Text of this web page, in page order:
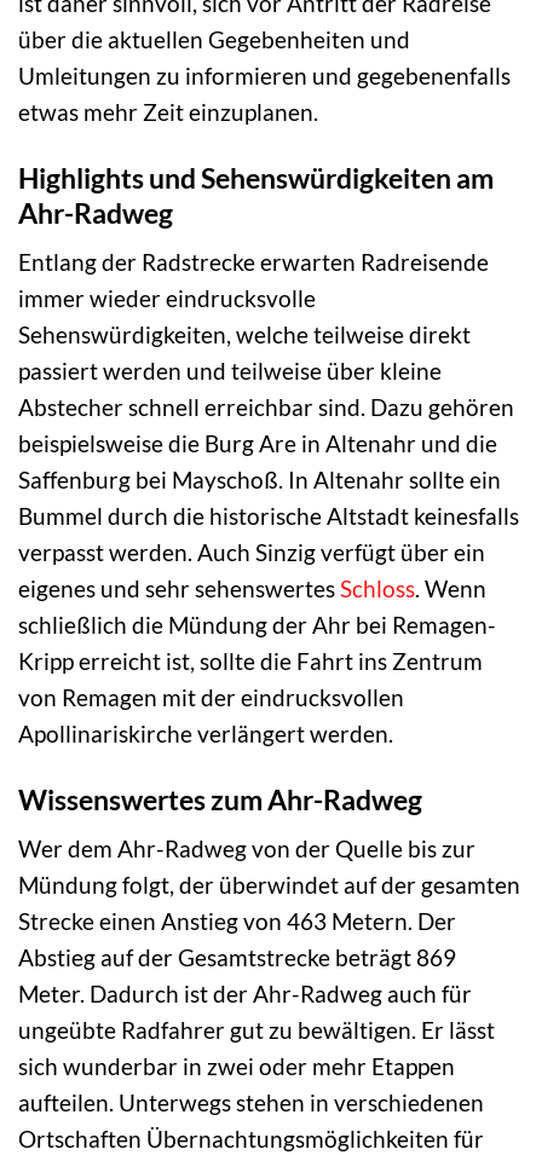
über die aktuellen Gegebenheiten und
Umleitungen zu informieren und gegebenenfalls
etwas mehr Zeit einzuplanen.
Highlights und Sehenswürdigkeiten am
Ahr-Radweg
Entlang der Radstrecke erwarten Radreisende
immer wieder eindrucksvolle
Sehenswürdigkeiten, welche teilweise direkt
passiert werden und teilweise über kleine
Abstecher schnell erreichbar sind. Dazu gehören
beispielsweise die Burg Are in Altenahr und die
Saffenburg bei Mayschoß. In Altenahr sollte ein
Bummel durch die historische Altstadt keinesfalls
verpasst werden. Auch Sinzig verfügt über ein
eigenes und sehr sehenswertesSchloss. Wenn
schließlich die Mündung der Ahr bei Remagen-
Kripp erreicht ist, sollte die Fahrt ins Zentrum
von Remagen mit der eindrucksvollen
Apollinariskirche verlängert werden.
Wissenswertes zum Ahr-Radweg
Wer dem Ahr-Radweg von der Quelle bis zur
Mündung folgt, der überwindet auf der gesamten
Strecke einen Anstieg von 463 Metern. Der
Abstieg auf der Gesamtstrecke beträgt 869
Meter. Dadurch ist der Ahr-Radweg auch für
ungeübte Radfahrer gut zu bewältigen. Er lässt
sich wunderbar in zwei oder mehr Etappen
aufteilen. Unterwegs stehen in verschiedenen
Ortschaften Übernachtungsmöglichkeiten für